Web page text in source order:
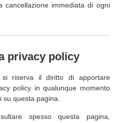
cancellazione immediata di ogni
privacy policy
si riserva il diritto di apportare
policy in qualunque momento
questa pagina.
spesso questa pagina,